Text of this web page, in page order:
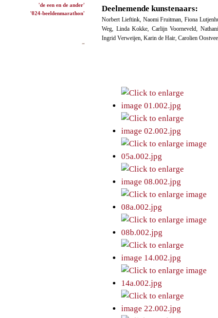
'de een en de ander'
'024-beeldenmarathon'
Deelnemende kunstenaars:
Norbert Lieftink, Naomi Fruitman,Fiona
Weg, Linda Kokke, Carlijn Voorneveld,
Ingrid Verweijen, Karin de Hair, Carolien